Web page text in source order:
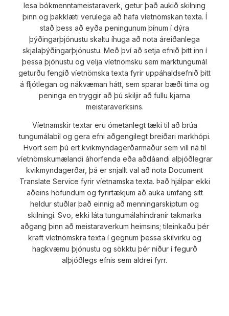
lesa bókmenntameistaraverk, getur það aukið skilning
þinn og þakklæti verulega að hafa víetnömskan texta. Í
stað þess að eyða peningunum þínum í dýra
þýðingarþjónustu skaltu íhuga að nota áreiðanlega
skjalaþýðingarþjónustu. Með því að setja efnið þitt inn í
þessa þjónustu og velja víetnömsku sem marktungumál
geturðu fengið víetnömska texta fyrir uppáhaldsefnið þitt
á fljótlegan og nákvæman hátt, sem sparar bæði tíma og
peninga en tryggir að þú skiljir að fullu kjarna
meistaraverksins.
Víetnamskir textar eru ómetanlegt tæki til að brúa
tungumálabil og gera efni aðgengilegt breiðari markhópi.
Hvort sem þú ert kvikmyndagerðarmaður sem vill ná til
víetnömskumælandi áhorfenda eða aðdáandi alþjóðlegrar
kvikmyndagerðar, þá er snjallt val að nota Document
Translate Service fyrir víetnamska texta. Það hjálpar ekki
aðeins höfundum og fyrirtækjum að auka umfang sitt
heldur stuðlar það einnig að menningarskiptum og
skilningi. Svo, ekki láta tungumálahindranir takmarka
aðgang þinn að meistaraverkum heimsins; tileinkaðu þér
kraft víetnömskra texta í gegnum þessa skilvirku og
hagkvæmu þjónustu og sökktu þér niður í fegurð
alþjóðlegs efnis sem aldrei fyrr.